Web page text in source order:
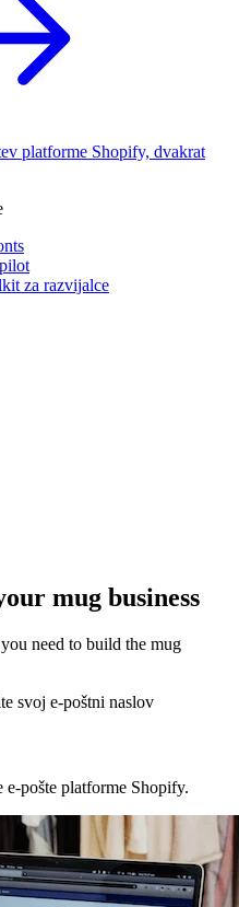
platforme Shopify, dvakrat
za razvijalce
mug business
need to build the mug
svoj e-poštni naslov
e-pošte platforme Shopify.